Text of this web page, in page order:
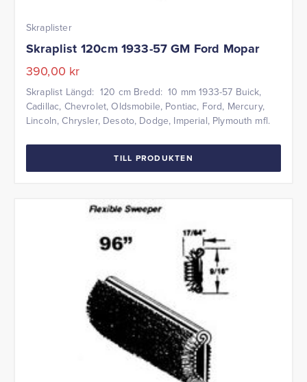
Skraplister
Skraplist 120cm 1933-57 GM Ford Mopar
390,00 kr
Skraplist Längd: 120 cm Bredd: 10 mm 1933-57 Buick,
Cadillac, Chevrolet, Oldsmobile, Pontiac, Ford, Mercury,
Lincoln, Chrysler, Desoto, Dodge, Imperial, Plymouth mfl.
TILL PRODUKTEN